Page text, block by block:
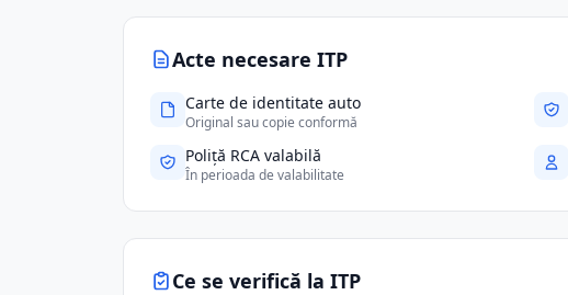
Acte necesare ITP
Carte de identitate auto
Original sau copie conformă
Poliță RCA valabilă
În perioada de valabilitate
Ce se verifică la ITP